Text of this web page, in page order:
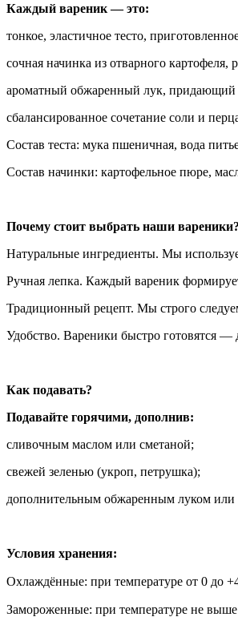
Каждый вареник — это:
тонкое, эластичное тесто,
сочная начинка из отварного картофеля,
ароматный обжаренный лук,
сбалансированное сочетание соли и
Состав теста: мука пшеничная, вода
Состав начинки: картофельное пюре,
Почему стоит выбрать наши вареники?
Натуральные ингредиенты. Мы
Ручная лепка. Каждый вареник
Традиционный рецепт. Мы строго
Удобство. Вареники быстро готовятся
Как подавать?
Подавайте горячими, дополнив:
сливочным маслом или сметаной;
свежей зеленью (укроп, петрушка);
дополнительным обжаренным луком или
Условия хранения:
Охлаждённые: при температуре от 0 до
Замороженные: при температуре не